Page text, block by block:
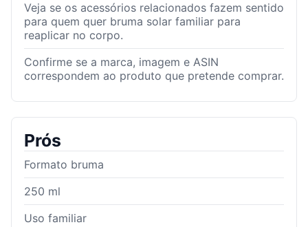
Veja se os acessórios relacionados fazem sentido
para quem quer bruma solar familiar para
reaplicar no corpo.
Confirme se a marca, imagem e ASIN
correspondem ao produto que pretende comprar.
Prós
Formato bruma
250 ml
Uso familiar